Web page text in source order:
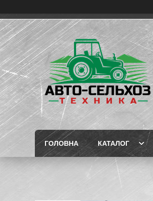
ГОЛОВНА КАТАЛОГ